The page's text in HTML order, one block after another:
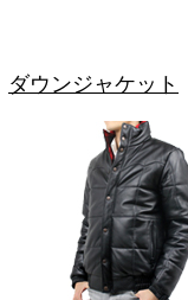
ダウンジャケット